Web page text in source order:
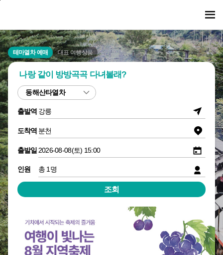
로
가
기
바
로
가
기
테마열차 예매 대표 여행상품
나랑 같이 방방곡곡 다녀볼래?
출발역 출
발
역
선
택
도착역 도
착
역
선
택
출발일 출
발
일
선
인원
인
원
택
조회